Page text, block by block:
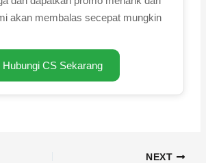
akan membalas secepat mungkin
Hubungi CS Sekarang
NEXT